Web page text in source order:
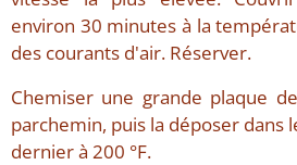
environ 30 minutes à la
des courants d'air. Réserver.
Chemiser une grande plaque
parchemin, puis la déposer dans
dernier à 200 °F.